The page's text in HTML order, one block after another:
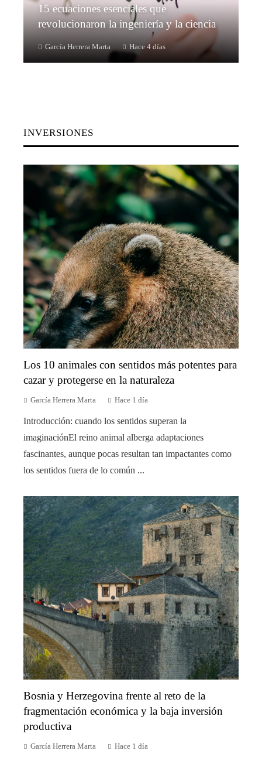
15 ecuaciones esenciales que
revolucionaron la ingeniería y la ciencia
García Herrera Marta Hace 4 días
INVERSIONES
Los 10 animales con sentidos más potentes para
cazar y protegerse en la naturaleza
García Herrera Marta Hace 1 día
Introducción: cuando los sentidos superan la
imaginaciónEl reino animal alberga adaptaciones
fascinantes, aunque pocas resultan tan impactantes como
los sentidos fuera de lo común ...
Bosnia y Herzegovina frente al reto de la
fragmentación económica y la baja inversión
productiva
García Herrera Marta Hace 1 día